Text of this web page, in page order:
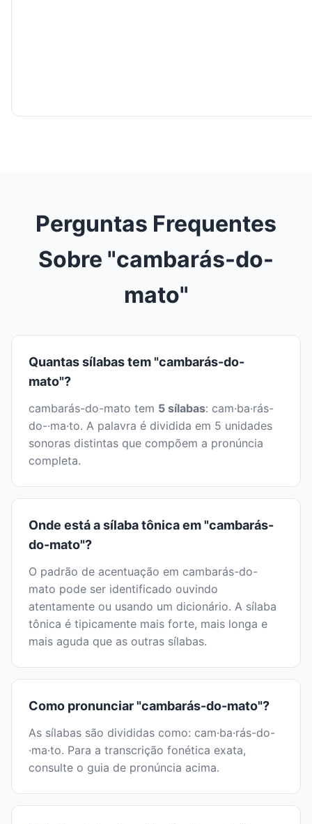
Perguntas Frequentes
Sobre "cambarás-do-
mato"
Quantas sílabas tem "cambarás-do-
mato"?
cambarás-do-mato tem 5 sílabas: cam·ba·rás-
do-·ma·to. A palavra é dividida em 5 unidades
sonoras distintas que compõem a pronúncia
completa.
Onde está a sílaba tônica em "cambarás-
do-mato"?
O padrão de acentuação em cambarás-do-
mato pode ser identificado ouvindo
atentamente ou usando um dicionário. A sílaba
tônica é tipicamente mais forte, mais longa e
mais aguda que as outras sílabas.
Como pronunciar "cambarás-do-mato"?
As sílabas são divididas como: cam·ba·rás-do-
·ma·to. Para a transcrição fonética exata,
consulte o guia de pronúncia acima.